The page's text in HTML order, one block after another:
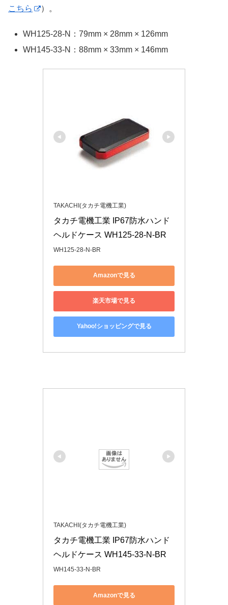
こちら
）。
WH125-28-N：79mm × 28mm × 126mm
WH145-33-N：88mm × 33mm × 146mm
TAKACHI(タカチ電機工業)
タカチ電機工業 IP67防水ハンド
ヘルドケース WH125-28-N-BR
WH125-28-N-BR
Amazonで見る
楽天市場で見る
Yahoo!ショッピングで見る
TAKACHI(タカチ電機工業)
タカチ電機工業 IP67防水ハンド
ヘルドケース WH145-33-N-BR
WH145-33-N-BR
Amazonで見る